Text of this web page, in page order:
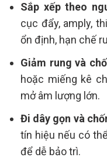
Sắp xếp theo
cục đẩy, amply,
ổn định, hạn chế
Giảm rung và
hoặc miếng kê
mở âm lượng lớn.
Đi dây gọn và
tín hiệu nếu có
để dễ bảo trì.